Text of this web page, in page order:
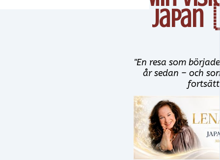
"En resa som
år sedan – och